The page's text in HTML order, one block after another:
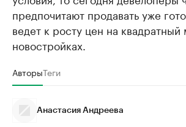
предпочитают продавать уже
ведет к росту цен на квадратный
новостройках.
АвторыТеги
Анастасия Андреева